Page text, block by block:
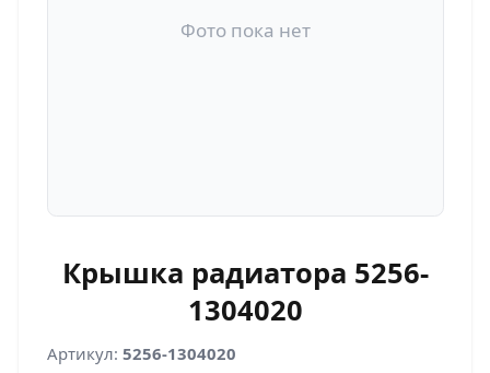
Фото пока нет
Крышка радиатора 5256-
1304020
Артикул: 5256-1304020